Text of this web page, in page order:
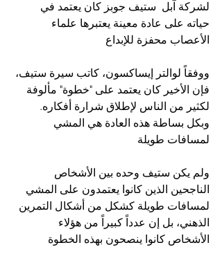
لشركة آبل  ستيف جوبز كان يعتمد في
حياته على عادة معينة يعتبرها علماء
الأعصاب محفزة للإبداع
ووفقاً لوالتر إيساكسون، كاتب سيرة ستيف،
فإن الأخير كان يعتمد على "خطوة" مألوفة
لكثير من الناس لإطلاق شرارة أفكاره.
وبكل بساطة هذه العادة هي المشي
لمسافات طويلة
ولم يكن ستيف وحده بين الأشخاص
الناجحين الذين كانوا يعتمدون على المشي
لمسافات طويلة كشكل من أشكال التمرين
الذهني، بل إن عدداً كبيراً من هؤلاء
الأشخاص كانوا ينصحون بهذه الخطوة